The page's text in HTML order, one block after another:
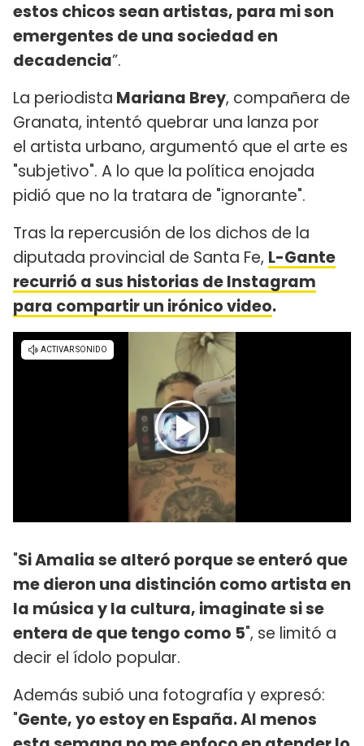
estos chicos sean artistas, para mi son
emergentes de una sociedad en
decadencia”.
La periodista Mariana Brey, compañera de
Granata, intentó quebrar una lanza por
el artista urbano, argumentó que el arte es
"subjetivo". A lo que la política enojada
pidió que no la tratara de "ignorante".
Tras la repercusión de los dichos de la
diputada provincial de Santa Fe, L-Gante
recurrió a sus historias de Instagram
para compartir un irónico video.
"Si Amalia se alteró porque se enteró que
me dieron una distinción como artista en
la música y la cultura, imaginate si se
entera de que tengo como 5", se limitó a
decir el ídolo popular.
Además subió una fotografía y expresó:
"Gente, yo estoy en España. Al menos